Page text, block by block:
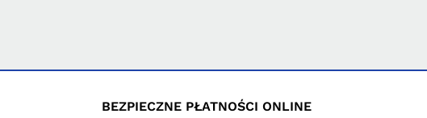
BEZPIECZNE PŁATNOŚCI ONLINE